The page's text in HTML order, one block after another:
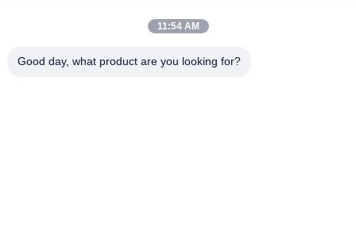
Adres
11:54 AM
Good day, what product are you looking for?